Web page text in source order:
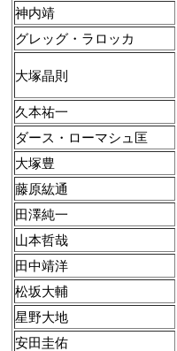
神内靖
グレッグ・ラロッカ
大塚晶則
久本祐一
ダース・ローマシュ匡
大塚豊
藤原紘通
田澤純一
山本哲哉
田中靖洋
松坂大輔
星野大地
安田圭佑